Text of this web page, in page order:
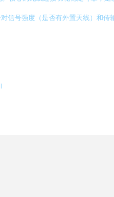
信号强度（是否有外置天线）和传